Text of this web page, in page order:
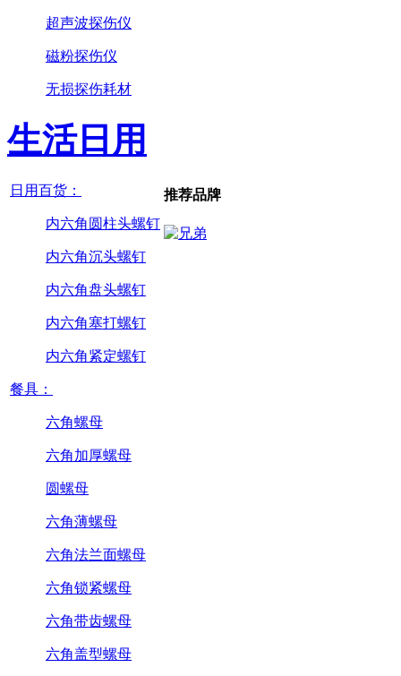
超声波探伤仪
磁粉探伤仪
无损探伤耗材
生活日用
日用百货：
内六角圆柱头螺钉
内六角沉头螺钉
内六角盘头螺钉
内六角塞打螺钉
内六角紧定螺钉
餐具：
六角螺母
六角加厚螺母
圆螺母
六角薄螺母
六角法兰面螺母
六角锁紧螺母
六角带齿螺母
六角盖型螺母
推荐品牌